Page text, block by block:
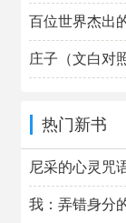
百位世界杰出
华主编
庄子（文白对
热门新书
尼采的心灵咒
我：弄错身分